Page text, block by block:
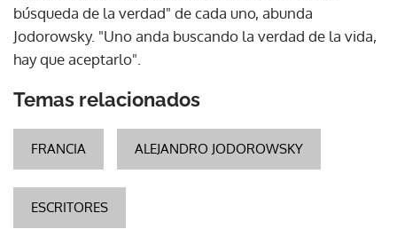
búsqueda de la verdad" de cada uno, abunda
Jodorowsky. "Uno anda buscando la verdad de la vida,
hay que aceptarlo".
Temas relacionados
FRANCIA ALEJANDRO JODOROWSKY
ESCRITORES